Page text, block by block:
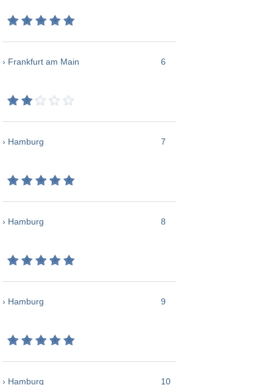
› Frankfurt am Main 6
› Hamburg 7
› Hamburg 8
› Hamburg 9
› Hamburg 10